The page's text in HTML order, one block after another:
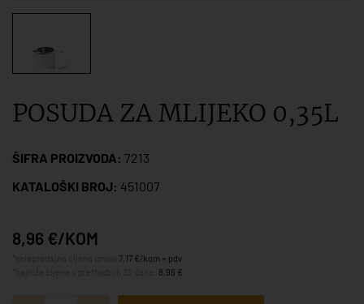
POSUDA ZA MLIJEKO 0,35L
ŠIFRA PROIZVODA: 7213
KATALOŠKI BROJ: 451007
8,96 €/KOM
7,17 €/kom + pdv
8,96 €